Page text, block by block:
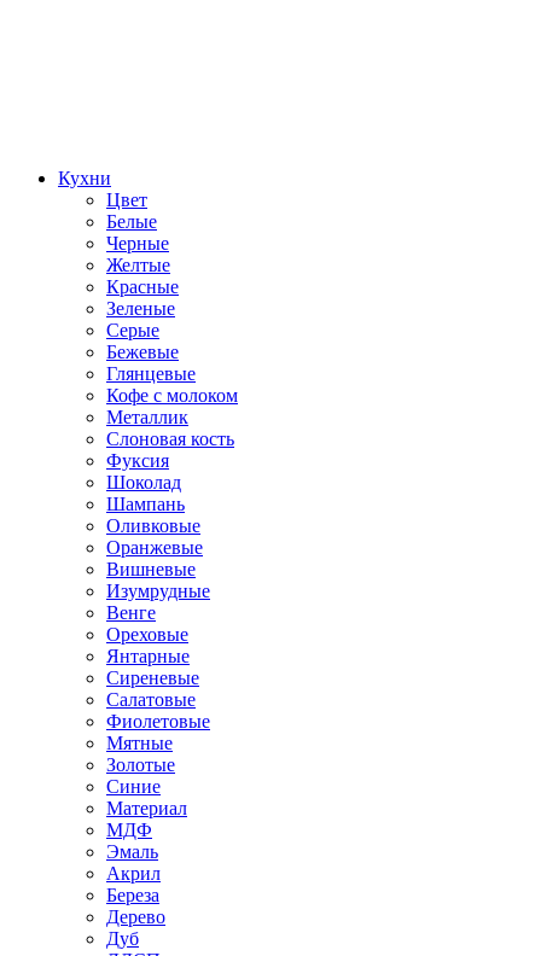
Кухни
Цвет
Белые
Черные
Желтые
Красные
Зеленые
Серые
Бежевые
Глянцевые
Кофе с молоком
Металлик
Слоновая кость
Фуксия
Шоколад
Шампань
Оливковые
Оранжевые
Вишневые
Изумрудные
Венге
Ореховые
Янтарные
Сиреневые
Салатовые
Фиолетовые
Мятные
Золотые
Синие
Материал
МДФ
Эмаль
Акрил
Береза
Дерево
Дуб